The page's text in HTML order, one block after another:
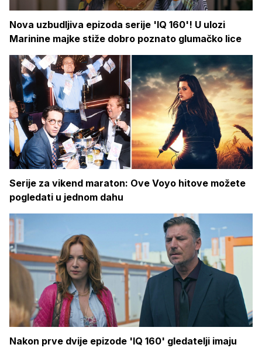
Nova uzbudljiva epizoda serije 'IQ 160'! U ulozi
Marinine majke stiže dobro poznato glumačko lice
Serije za vikend maraton: Ove Voyo hitove možete
pogledati u jednom dahu
Nakon prve dvije epizode 'IQ 160' gledatelji imaju